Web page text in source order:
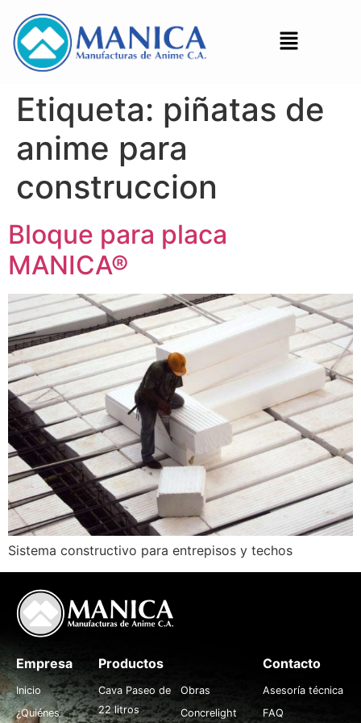
Etiqueta: piñatas de
anime para
construccion
Bloque para placa
MANICA®
Sistema constructivo para entrepisos y techos
Empresa
Inicio
¿Quiénes
Productos
Cava Paseo de
22 litros
Obras
Concrelight
Contacto
Asesoría técnica
FAQ